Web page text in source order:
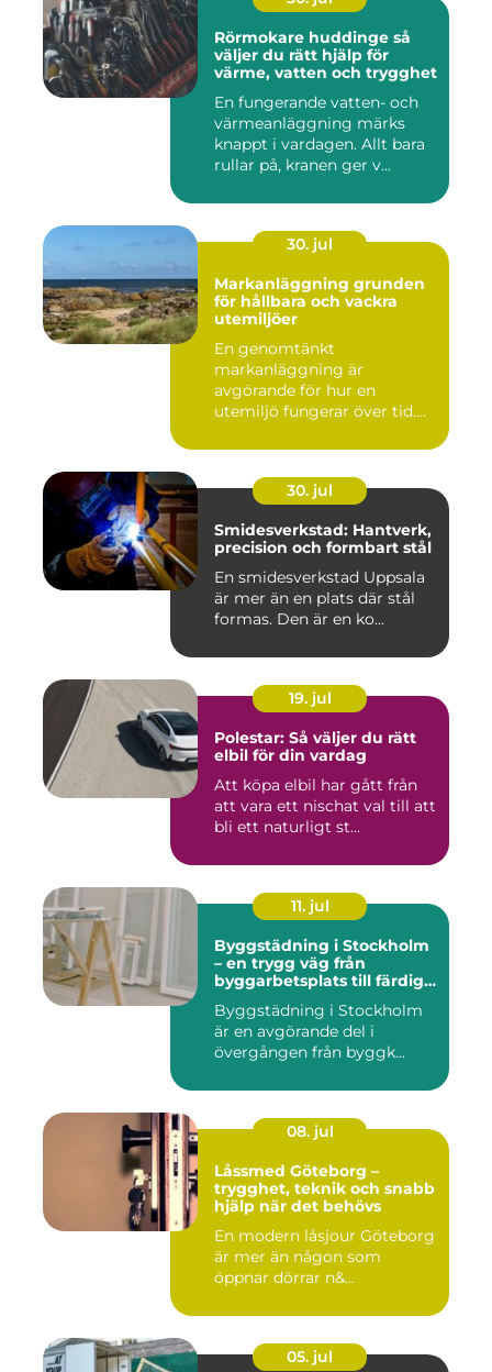
Rörmokare huddinge så
väljer du rätt hjälp för
värme, vatten och trygghet
En fungerande vatten- och
värmeanläggning märks
knappt i vardagen. Allt bara
rullar på, kranen ger v...
30. jul
Markanläggning grunden
för hållbara och vackra
utemiljöer
En genomtänkt
markanläggning är
avgörande för hur en
utemiljö fungerar över tid.
30. jul
Smidesverkstad: Hantverk,
precision och formbart stål
En smidesverkstad Uppsala
är mer än en plats där stål
formas. Den är en ko...
19. jul
Polestar: Så väljer du rätt
elbil för din vardag
Att köpa elbil har gått från
att vara ett nischat val till att
bli ett naturligt st...
11. jul
Byggstädning i Stockholm
– en trygg väg från
byggarbetsplats till färdig
Byggstädning i Stockholm
är en avgörande del i
övergången från byggk...
08. jul
Låssmed Göteborg –
trygghet, teknik och snabb
hjälp när det behövs
En modern låsjour Göteborg
är mer än någon som
öppnar dörrar n&...
05. jul